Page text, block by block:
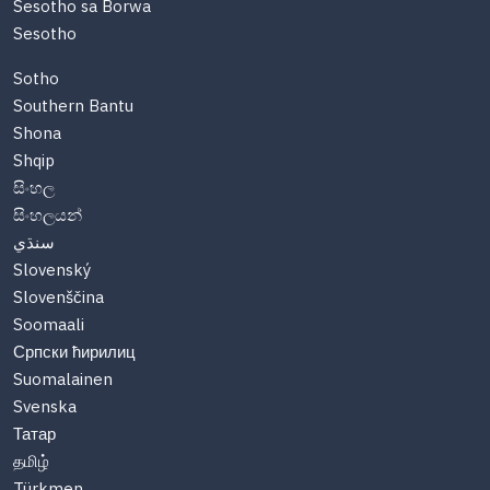
Sesotho sa Borwa
Sesotho
Sotho
Southern Bantu
Shona
Shqip
සිංහල
සිංහලයන්
سنڌي
Slovenský
Slovenščina
Soomaali
Српски ћирилиц
Suomalainen
Svenska
Татар
தமிழ்